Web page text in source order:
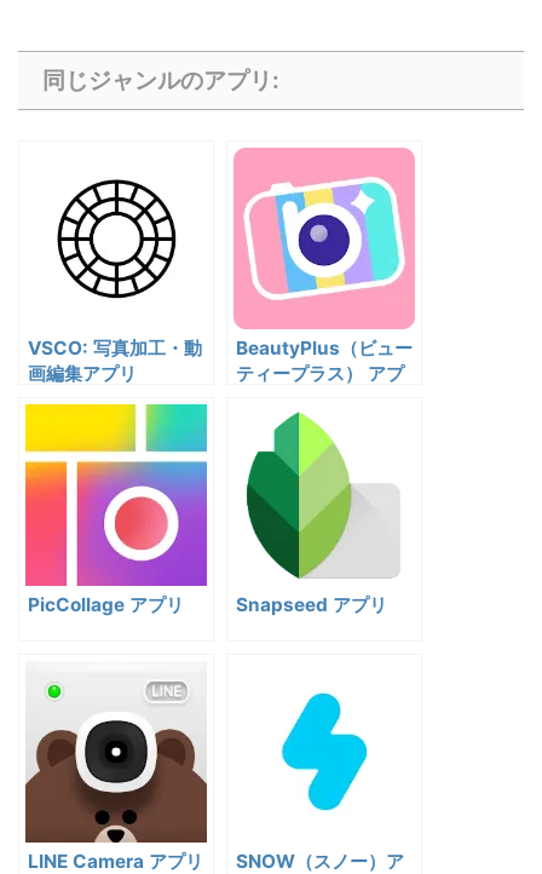
同じジャンルのアプリ:
VSCO: 写真加工・動
画編集アプリ
BeautyPlus（ビュー
ティープラス） アプ
PicCollage アプリ Snapseed アプリ
LINE Camera アプリ
SNOW（スノー）ア